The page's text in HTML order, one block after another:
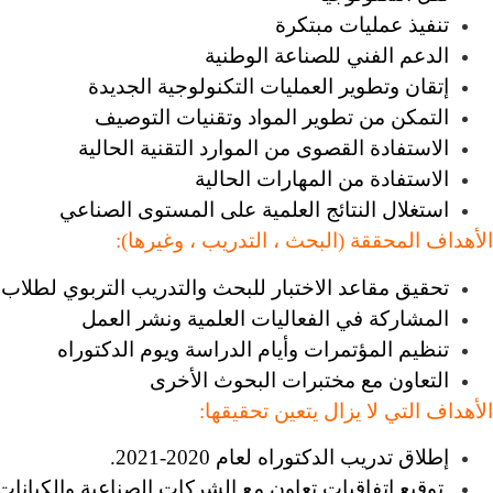
تنفيذ عمليات مبتكرة
الدعم الفني للصناعة الوطنية
إتقان وتطوير العمليات التكنولوجية الجديدة
التمكن من تطوير المواد وتقنيات التوصيف
الاستفادة القصوى من الموارد التقنية الحالية
الاستفادة من المهارات الحالية
استغلال النتائج العلمية على المستوى الصناعي
الأهداف المحققة (البحث ، التدريب ، وغيرها):
تحقيق مقاعد الاختبار للبحث والتدريب التربوي لطلاب
المشاركة في الفعاليات العلمية ونشر العمل
تنظيم المؤتمرات وأيام الدراسة ويوم الدكتوراه
التعاون مع مختبرات البحوث الأخرى
الأهداف التي لا يزال يتعين تحقيقها:
إطلاق تدريب الدكتوراه لعام 2020-2021.
توقيع اتفاقيات تعاون مع الشركات الصناعية